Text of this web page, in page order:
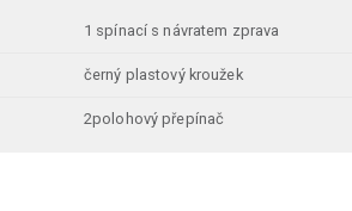
1 spínací s návratem zprava
černý plastový kroužek
2polohový přepínač